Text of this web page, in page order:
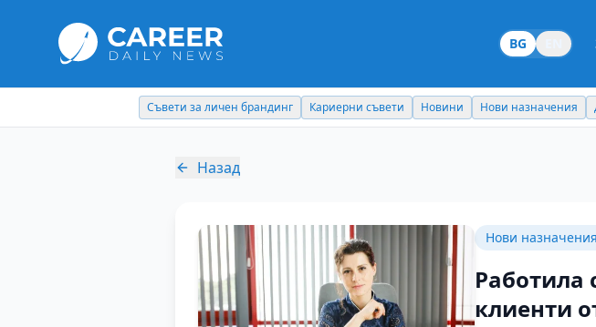
BG
Съвети за личен брандинг Кариерни съвети Новини Нови назначения
Назад
Нови назначения
Работила
клиенти